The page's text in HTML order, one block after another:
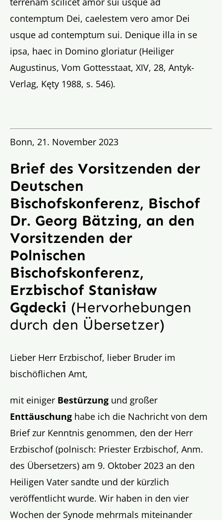
contemptum Dei, caelestem vero amor Dei
usque ad contemptum sui. Denique illa in se
ipsa, haec in Domino gloriatur (Heiliger
Augustinus, Vom Gottesstaat, XIV, 28, Antyk-
Verlag, Kęty 1988, s. 546).
Bonn, 21. November 2023
Brief des Vorsitzenden der
Deutschen
Bischofskonferenz, Bischof
Dr. Georg Bätzing, an den
Vorsitzenden der
Polnischen
Bischofskonferenz,
Erzbischof Stanisław
Gądecki (Hervorhebungen
durch den Übersetzer)
Lieber Herr Erzbischof, lieber Bruder im
bischöflichen Amt,
mit einiger Bestürzung und großer
Enttäuschung habe ich die Nachricht von dem
Brief zur Kenntnis genommen, den der Herr
Erzbischof (polnisch: Priester Erzbischof, Anm.
des Übersetzers) am 9. Oktober 2023 an den
Heiligen Vater sandte und der kürzlich
veröffentlicht wurde. Wir haben in den vier
Wochen der Synode mehrmals miteinander